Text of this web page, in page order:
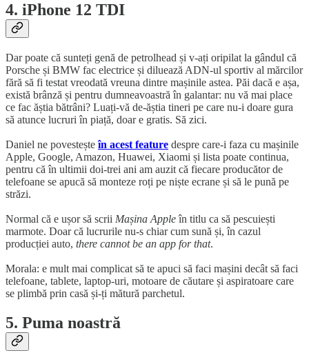
4. iPhone 12 TDI
Dar poate că sunteți genă de petrolhead și v-ați oripilat la gândul că
Porsche și BMW fac electrice și diluează ADN-ul sportiv al mărcilor
fără să fi testat vreodată vreuna dintre mașinile astea. Păi dacă e așa,
există brânză și pentru dumneavoastră în galantar: nu vă mai place
ce fac ăștia bătrâni? Luați-vă de-ăștia tineri pe care nu-i doare gura
să atunce lucruri în piață, doar e gratis. Să zici.
Daniel ne povesteșteîn acest feature despre care-i faza cu mașinile
Apple, Google, Amazon, Huawei, Xiaomi și lista poate continua,
pentru că în ultimii doi-trei ani am auzit că fiecare producător de
telefoane se apucă să monteze roți pe niște ecrane și să le pună pe
străzi.
Normal că e ușor să scrii Mașina Appleîn titlu ca să pescuiești
marmote. Doar că lucrurile nu-s chiar cum sună și, în cazul
producției auto, there cannot be an app for that.
Morala: e mult mai complicat să te apuci să faci mașini decât să faci
telefoane, tablete, laptop-uri, motoare de căutare și aspiratoare care
se plimbă prin casă și-ți mătură parchetul.
5. Puma noastră